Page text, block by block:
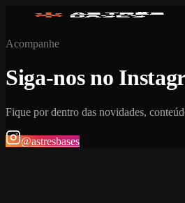
Acompanhe
Siga-nos no
Fique por dentro das novidades,
@astresbases